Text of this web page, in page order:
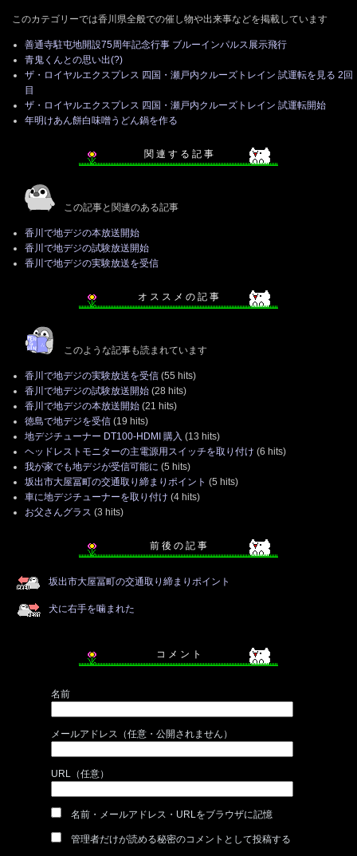
このカテゴリーでは香川県全般での催し物や出来事などを掲載しています
善通寺駐屯地開設75周年記念行事 ブルーインパルス展示飛行
青鬼くんとの思い出(?)
ザ・ロイヤルエクスプレス 四国・瀬戸内クルーズトレイン 試運転を見る 2回
目
ザ・ロイヤルエクスプレス 四国・瀬戸内クルーズトレイン 試運転開始
年明けあん餅白味噌うどん鍋を作る
関 連 す る 記 事
この記事と関連のある記事
香川で地デジの本放送開始
香川で地デジの試験放送開始
香川で地デジの実験放送を受信
オ ス ス メ の 記 事
このような記事も読まれています
香川で地デジの実験放送を受信 (55 hits)
香川で地デジの試験放送開始 (28 hits)
香川で地デジの本放送開始 (21 hits)
徳島で地デジを受信 (19 hits)
地デジチューナー DT100-HDMI 購入 (13 hits)
ヘッドレストモニターの主電源用スイッチを取り付け (6 hits)
我が家でも地デジが受信可能に (5 hits)
坂出市大屋冨町の交通取り締まりポイント (5 hits)
車に地デジチューナーを取り付け (4 hits)
お父さんグラス (3 hits)
前 後 の 記 事
坂出市大屋冨町の交通取り締まりポイント
犬に右手を噛まれた
コ メ ン ト
名前
メールアドレス（任意・公開されません）
URL（任意）
名前・メールアドレス・URLをブラウザに記憶
管理者だけが読める秘密のコメントとして投稿する